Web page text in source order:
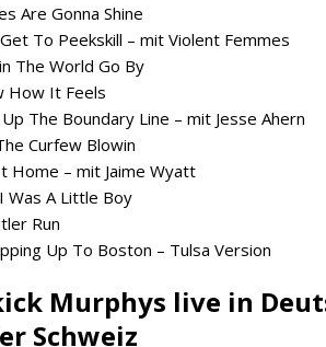
Are Gonna Shine
To Peekskill – mit Violent Femmes
The World Go By
How It Feels
The Boundary Line – mit Jesse Ahern
Curfew Blowin
Home – mit Jaime Wyatt
Was A Little Boy
Run
Up To Boston – Tulsa Version
Murphys live in
Schweiz